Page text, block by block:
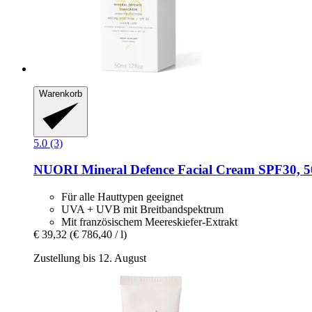
Warenkorb
5.0 (3)
NUORI Mineral Defence Facial Cream SPF30,
Für alle Hauttypen geeignet
UVA + UVB mit Breitbandspektrum
Mit französischem Meereskiefer-Extrakt
€ 39,32 (€ 786,40 / l)
Zustellung bis 12. August